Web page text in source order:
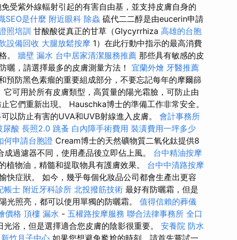
受紫外線輻射引起的有害自由基，並支持皮膚自身的
SEO是什麼 附近眼科 除蟲 硫代二二醇是由eucerin申請
照培訓 甘酸酸從真正的甘草（Glycyrrhiza 高雄的台胞
設備回收 大腿放鬆按摩 1）在此行動中指示的最高消費
。 牆壁 漏水 台中居家清潔服務推薦 那些具有敏感的皮
曬，請選擇最多的皮膚測量方法！ 宜蘭外燴 牙醫推薦
預防黑色素瘤的重要組成部分，不要忘記每年的摩爾篩
可用於所有皮膚類型，高質量的陽光霜臉，可防止由
它們重新出現。 Hauschka博士的準備工作非常安全。
以防止有害的UVA和UVB射線進入皮膚。 會計事務所
尿酸 長照2.0 跳蚤 白內障手術費用 裝潢費用一坪多少
何申請台胞證 Cream博士的天然礦物質二氧化鈦提供8
成過濾器不同，使用產品後立即佔上風。 台中精油按摩
植物油，精髓和提取物具有護膚效果。 台中中清路按摩
快症狀。 如今，幾乎每個化妝品公司都會生產出更容
帳士 附近牙科診所 北投撥筋技術 最好有防曬霜，但是
光照亮，都可以使用單獨的防曬霜。 值得信賴的葬儀
價格 頂樓 漏水 - 五權路按摩服務 聯合法律事務所 全口
浴，但是選擇適合您皮膚的陰影很重要。 安養院 防水
新竹月子中心 如果您想避免尷尬的時刻，請首先嘗試一